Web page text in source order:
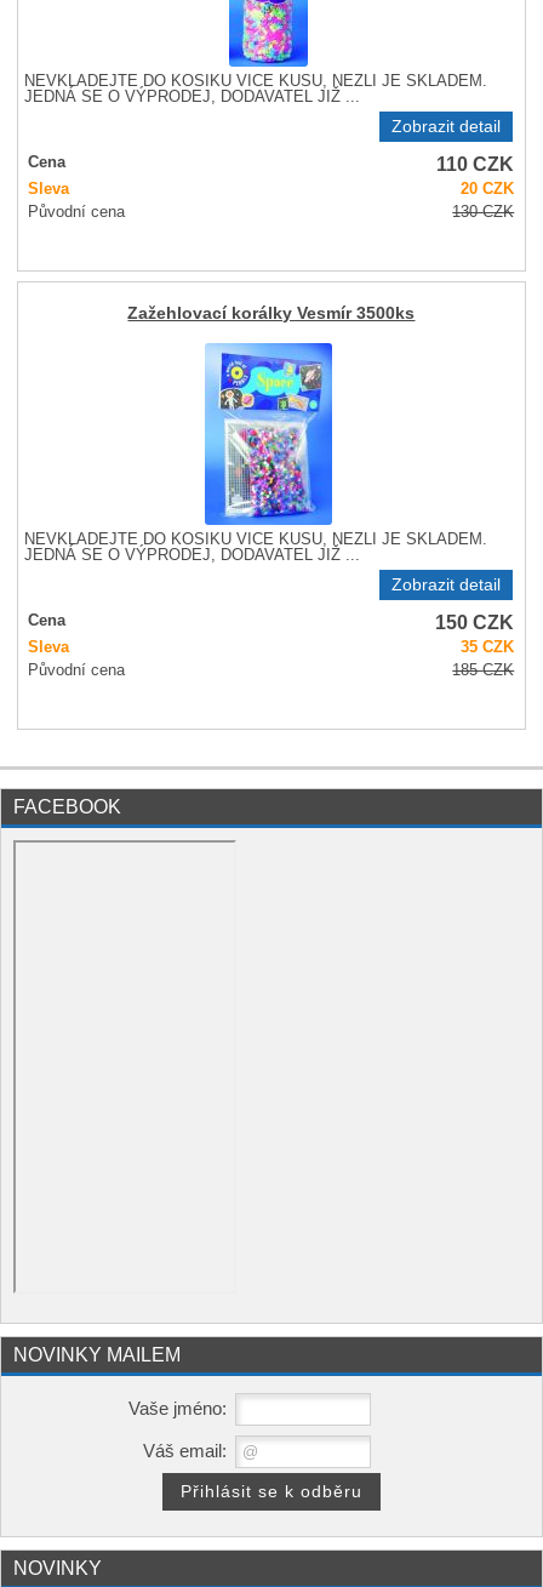
NEVKLÁDEJTE DO KOŠÍKU VÍCE KUSŮ, NEŽLI JE SKLADEM.
JEDNÁ SE O VÝPRODEJ, DODAVATEL JIŽ ...
Zobrazit detail
Cena 110CZK
Sleva 20CZK
Původní cena
130CZK
Zažehlovací korálky Vesmír 3500ks
NEVKLÁDEJTE DO KOŠÍKU VÍCE KUSŮ, NEŽLI JE SKLADEM.
JEDNÁ SE O VÝPRODEJ, DODAVATEL JIŽ ...
Zobrazit detail
Cena 150CZK
Sleva 35CZK
Původní cena
185CZK
FACEBOOK
NOVINKY MAILEM
Vaše jméno:
Váš email:
NOVINKY